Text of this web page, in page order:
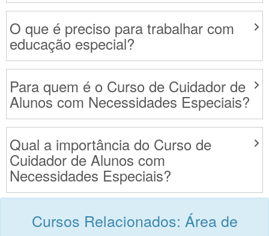
O que é preciso para trabalhar com
educação especial?
Para quem é o Curso de Cuidador de
Alunos com Necessidades Especiais?
Qual a importância do Curso de
Cuidador de Alunos com
Necessidades Especiais?
Cursos Relacionados: Área de